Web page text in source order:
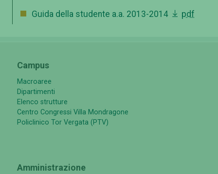
Guida della studente a.a. 2013-2014 pdf
Campus
Macroaree
Dipartimenti
Elenco strutture
Centro Congressi Villa Mondragone
Policlinico Tor Vergata (PTV)
Amministrazione